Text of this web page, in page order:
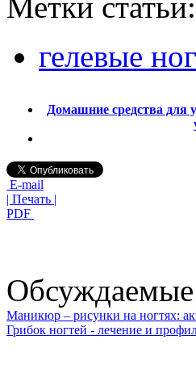
гелевые
Домашние средства для
E-mail
| Печать |
PDF
Обсуждаемые
Маникюр – рисунки на ногтях:
Грибок ногтей - лечение и